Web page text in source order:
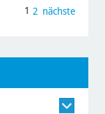
1 2 nächste